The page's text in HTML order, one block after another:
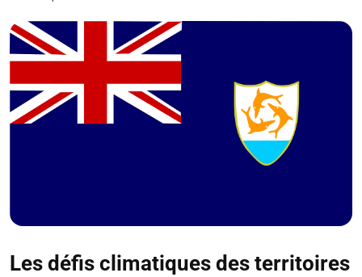
Les défis climatiques des territoires